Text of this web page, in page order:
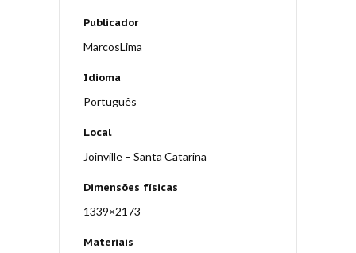
Publicador
MarcosLima
Idioma
Português
Local
Joinville – Santa Catarina
Dimensões físicas
1339×2173
Materiais